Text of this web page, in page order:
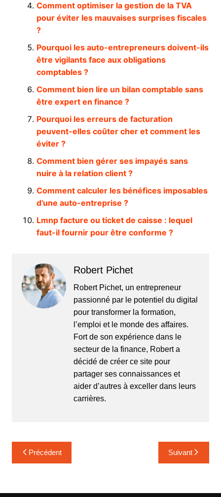
Comment optimiser la gestion de la TVA
pour éviter les mauvaises surprises fiscales
?
Pourquoi les auto-entrepreneurs doivent-ils
être vigilants face aux obligations
comptables ?
Comment bien lire un bilan comptable sans
être expert en finance ?
Pourquoi les erreurs de facturation
peuvent-elles coûter cher et comment les
éviter ?
Comment bien gérer ses impayés sans
nuire à la relation client ?
Comment calculer les bénéfices imposables
d’une auto-entreprise ?
Lmnp facture ou ticket de caisse : lequel
faut-il fournir pour être conforme ?
Robert Pichet
Robert Pichet, un entrepreneur
passionné par le potentiel du digital
pour transformer la formation,
l’emploi et le monde des affaires.
Fort de son expérience dans le
secteur de la finance, Robert a
décidé de créer ce site pour
partager ses connaissances et
aider d’autres à exceller dans leurs
carrières.
Navigation
de
Précédent Suivant